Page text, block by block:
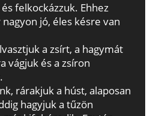
felkockázzuk. Ehhez
jó, éles késre van
a zsírt, a hagymát
vágjuk és a zsíron
rárakjuk a húst, alaposan
hagyjuk a tűzön